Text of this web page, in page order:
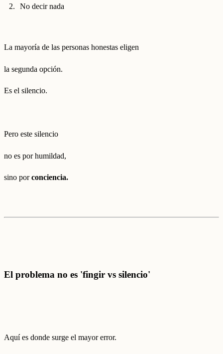
No decir nada
La mayoría de las personas honestas eligen
la segunda opción.
Es el silencio.
Pero este silencio
no es por humildad,
sino porconciencia.
El problema no es 'fingir vs silencio'
Aquí es donde surge el mayor error.